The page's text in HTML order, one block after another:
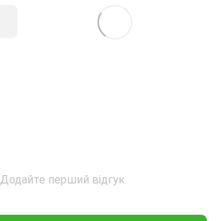
Додайте перший відгук